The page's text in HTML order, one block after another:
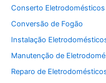
Conserto Eletrodomésticos
Conversão de Fogão
Instalação
Manutenção de
Reparo de